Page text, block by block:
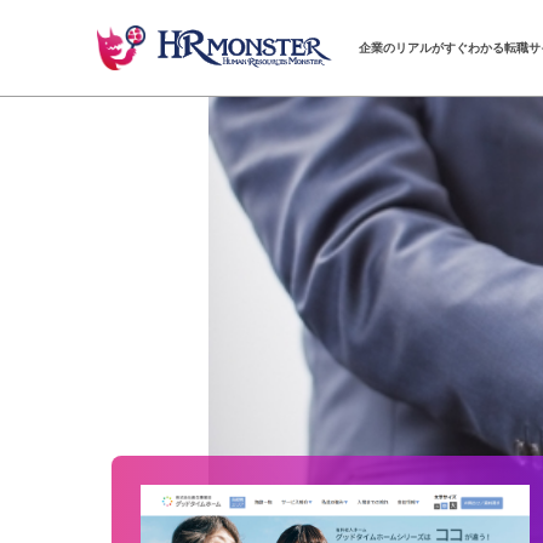
企業のリアルがすぐわかる転職